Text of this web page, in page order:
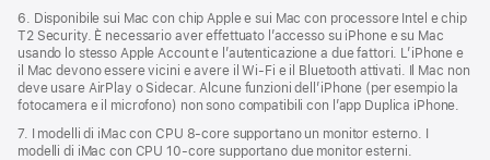
6. Disponibile sui Mac con chip Apple e sui Mac con processore Intel e chip
T2 Security. È necessario aver effettuato l’accesso su iPhone e su Mac
usando lo stesso Apple Account e l’autenticazione a due fattori. L’iPhone e
il Mac devono essere vicini e avere il Wi‑Fi e il Bluetooth attivati. Il Mac non
deve usare AirPlay o Sidecar. Alcune funzioni dell’iPhone (per esempio la
fotocamera e il microfono) non sono compatibili con l’app Duplica iPhone.
7. I modelli di iMac con CPU 8‑core supportano un monitor esterno. I
modelli di iMac con CPU 10‑core supportano due monitor esterni.